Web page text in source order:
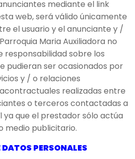
mediante el link
web, será válido únicamente
el usuario y el anunciante y /
Maria Auxiliadora no
responsabilidad sobre los
pudieran ser ocasionados por
y / o relaciones
realizadas entre
o terceros contactadas a
que el prestador sólo actúa
medio publicitario.
PERSONALES